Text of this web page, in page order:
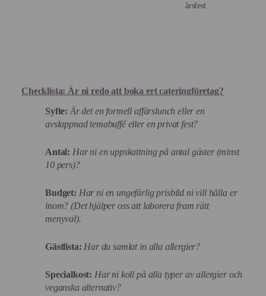
årsfest
Checklista: Är ni redo att boka ert cateringföretag?
Syfte: Är det en formell affärslunch eller en
avslappnad temabuffé eller en privat fest?
Antal: Har ni en uppskattning på antal gäster (minst
10 pers)?
Budget: Har ni en ungefärlig prisbild ni vill hålla er
inom? (Det hjälper oss att laborera fram rätt
menyval).
Gästlista: Har du samlat in alla allergier?
Specialkost: Har ni koll på alla typer av allergier och
veganska alternativ?